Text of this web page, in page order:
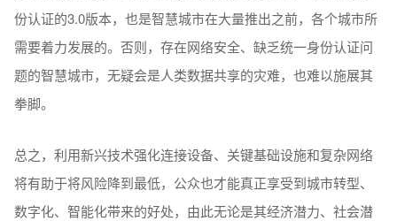
份认证的3.0版本，也是智慧城市在大量推出之前，各个城市所
需要着力发展的。否则，存在网络安全、缺乏统一身份认证问
题的智慧城市，无疑会是人类数据共享的灾难，也难以施展其
拳脚。
总之，利用新兴技术强化连接设备、关键基础设施和复杂网络
将有助于将风险降到最低，公众也才能真正享受到城市转型、
数字化、智能化带来的好处，由此无论是其经济潜力、社会潜